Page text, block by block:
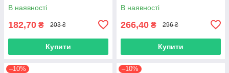
В наявності
182,70 ₴ 203 ₴
Купити
В наявності
266,40 ₴ 296 ₴
Купити
–10% –10%